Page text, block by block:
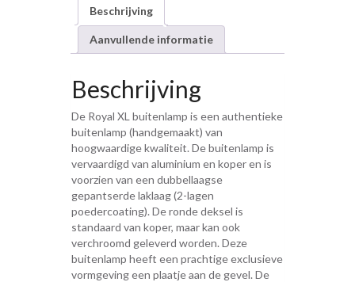
Beschrijving
Aanvullende informatie
Beschrijving
De Royal XL buitenlamp is een authentieke
buitenlamp (handgemaakt) van
hoogwaardige kwaliteit. De buitenlamp is
vervaardigd van aluminium en koper en is
voorzien van een dubbellaagse
gepantserde laklaag (2-lagen
poedercoating). De ronde deksel is
standaard van koper, maar kan ook
verchroomd geleverd worden. Deze
buitenlamp heeft een prachtige exclusieve
vormgeving een plaatje aan de gevel. De